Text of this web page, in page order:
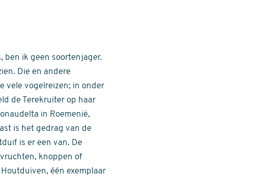
ben ik geen soortenjager.
Die en andere
vele vogelreizen; in onder
de Terekruiter op haar
in Roemenië,
is het gedrag van de
is er een van. De
knoppen of
één exemplaar